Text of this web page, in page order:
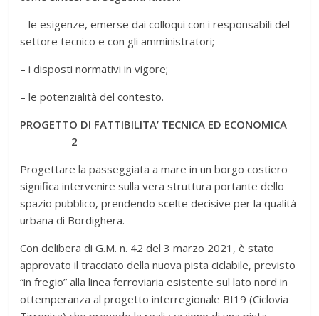
– le esigenze, emerse dai colloqui con i responsabili del
settore tecnico e con gli amministratori;
– i disposti normativi in vigore;
– le potenzialità del contesto.
PROGETTO DI FATTIBILITA’ TECNICA ED ECONOMICA
2
Progettare la passeggiata a mare in un borgo costiero
significa intervenire sulla vera struttura portante dello
spazio pubblico, prendendo scelte decisive per la qualità
urbana di Bordighera.
Con delibera di G.M. n. 42 del 3 marzo 2021, è stato
approvato il tracciato della nuova pista ciclabile, previsto
“in fregio” alla linea ferroviaria esistente sul lato nord in
ottemperanza al progetto interregionale BI19 (Ciclovia